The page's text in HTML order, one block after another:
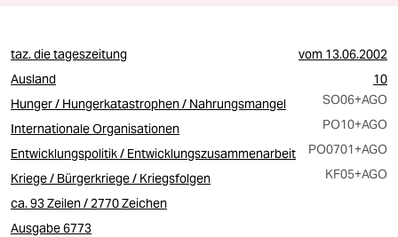
taz. die tageszeitung vom 13.06.2002
Ausland
10
Hunger / Hungerkatastrophen / Nahrungsmangel
SO06+AGO
Internationale Organisationen
PO10+AGO
Entwicklungspolitik / Entwicklungszusammenarbeit
PO0701+AGO
Kriege / Bürgerkriege / Kriegsfolgen
KF05+AGO
ca. 93 Zeilen / 2770 Zeichen
Ausgabe 6773